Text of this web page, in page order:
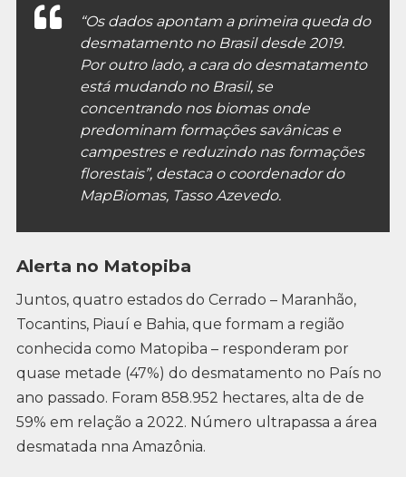
“Os dados apontam a primeira queda do
desmatamento no Brasil desde 2019.
Por outro lado, a cara do desmatamento
está mudando no Brasil, se
concentrando nos biomas onde
predominam formações savânicas e
campestres e reduzindo nas formações
florestais”, destaca o coordenador do
MapBiomas, Tasso Azevedo.
Alerta no Matopiba
Juntos, quatro estados do Cerrado – Maranhão,
Tocantins, Piauí e Bahia, que formam a região
conhecida como Matopiba – responderam por
quase metade (47%) do desmatamento no País no
ano passado. Foram 858.952 hectares, alta de de
59% em relação a 2022. Número ultrapassa a área
desmatada nna Amazônia.